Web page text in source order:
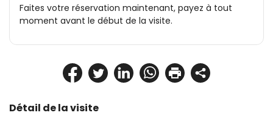
Détail de la visite
Faites votre réservation maintenant, payez à tout
moment avant le début de la visite.